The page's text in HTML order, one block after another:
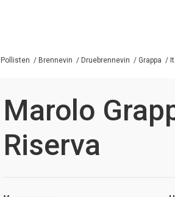
Pollisten / Brennevin / Druebrennevin / Grappa /
Marolo
Riserva